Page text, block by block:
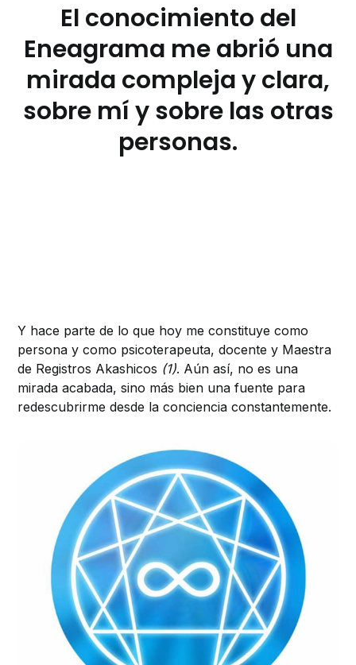
El conocimiento del
Eneagrama me abrió una
mirada compleja y clara,
sobre mí y sobre las otras
personas.
Y hace parte de lo que hoy me constituye como
persona y como psicoterapeuta, docente y Maestra
de Registros Akashicos (1). Aún así, no es una
mirada acabada, sino más bien una fuente para
redescubrirme desde la conciencia constantemente.